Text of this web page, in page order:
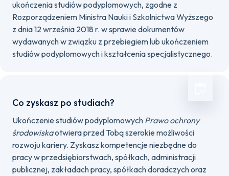
ukończenia studiów podyplomowych, zgodne z
Rozporządzeniem Ministra Nauki i Szkolnictwa Wyższego
z dnia 12 września 2018 r. w sprawie dokumentów
wydawanych w związku z przebiegiem lub ukończeniem
studiów podyplomowych i kształcenia specjalistycznego.
Co zyskasz po studiach?
Ukończenie studiów podyplomowych Prawo ochrony
środowiskaotwiera przed Tobą szerokie możliwości
rozwoju kariery. Zyskasz kompetencje niezbędne do
pracy w przedsiębiorstwach, spółkach, administracji
publicznej, zakładach pracy, spółkach doradczych oraz